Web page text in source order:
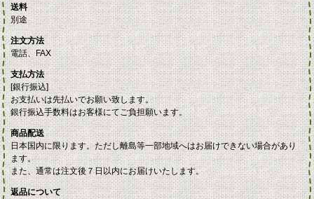
送料
別途
注文方法
電話、FAX
支払方法
[銀行振込]
お支払いは先払いでお願い致します。
銀行振込手数料はお客様にてご負担願います。
商品配送
日本国内に限ります。ただし離島等一部地域へはお届けできない場合があり
ます。
また、通常は注文後７日以内にお届けいたします。
返品について